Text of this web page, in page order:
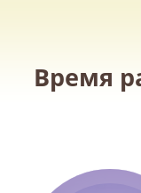
Время